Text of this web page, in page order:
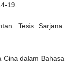
19.
Tesis Sarjana.
Cina dalam Bahasa